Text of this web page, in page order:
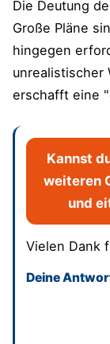
Die Deutung
Große Pläne
hingegen
unrealistischer
erschafft eine
Kannst
weiteren
und
Vielen Dank
Dieses Feld
Deine